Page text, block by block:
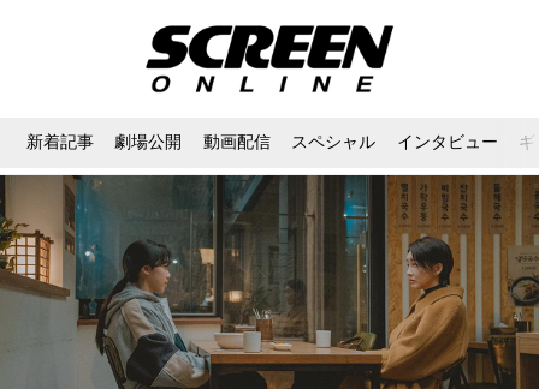
新着記事 劇場公開 動画配信 スペシャル インタビュー